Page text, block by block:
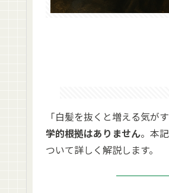
「白髪を抜くと増える気が
学的根拠はありません。本
ついて詳しく解説します。